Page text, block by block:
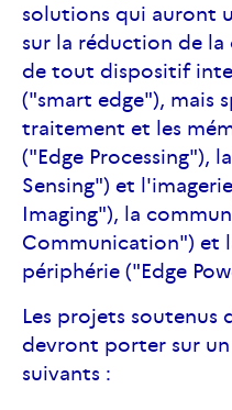
solutions qui auront
sur la réduction de
de tout dispositif
("smart edge"), mais
traitement et les
("Edge Processing"),
Sensing") et
Imaging"), la
Communication") et
périphérie ("Edge
Les projets soutenus
devront porter sur un
suivants :